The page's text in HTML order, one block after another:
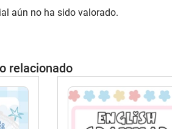
aún no ha sido valorado.
relacionado